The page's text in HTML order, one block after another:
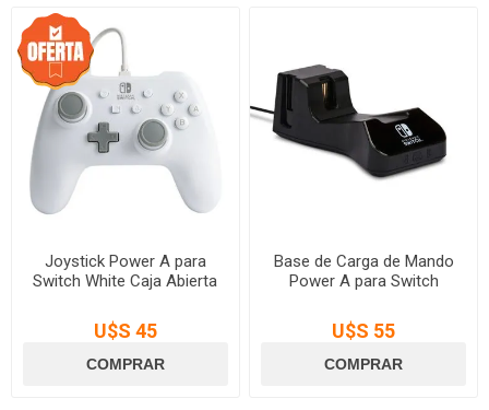
Joystick Power A para
Switch White Caja Abierta
U$S 45
Base de Carga de Mando
Power A para Switch
U$S 55